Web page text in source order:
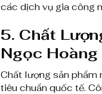
các dịch vụ gia công
5. Chất
Ngọc Hoàng
Chất lượng sản phẩm
tiêu chuẩn quốc tế.